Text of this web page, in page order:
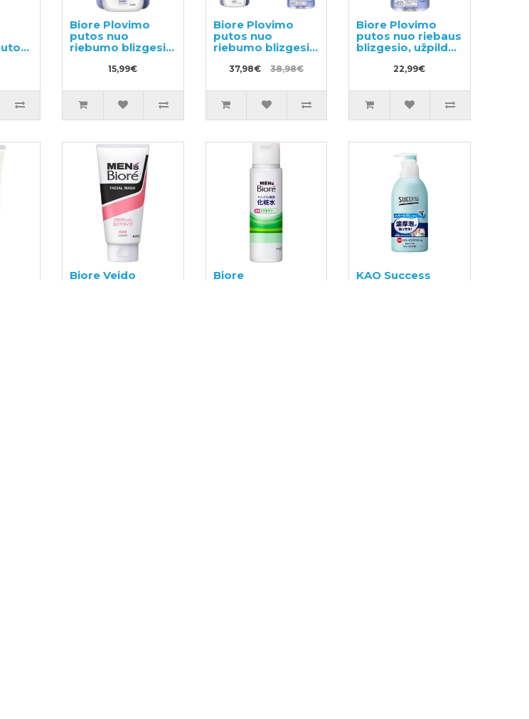
Biore Plovimo
putos nuo
riebumo blizgesio
15,99€
Biore Plovimo
putos nuo
riebumo blizgesio
200ml + užpildas
340ml
37,98€ 38,98€
Biore Plovimo
putos nuo riebaus
blizgesio, užpildas
22,99€
Biore Veido
Biore
KAO Success